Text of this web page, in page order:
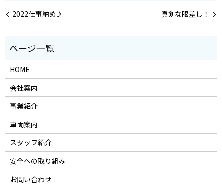
2022仕事納め♪ 真剣な眼差し！
HOME
会社案内
事業紹介
車両案内
スタッフ紹介
安全への取り組み
お問い合わせ